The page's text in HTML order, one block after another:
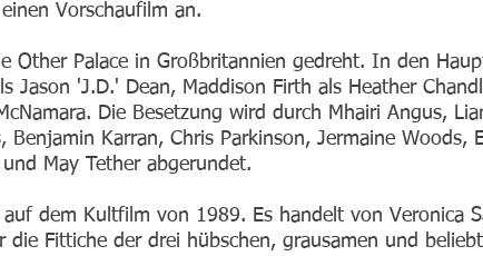
Vorschaufilm an.
Other Palace in Großbritannien gedreht. In den
Jason 'J.D.' Dean, Maddison Firth als Heather
Die Besetzung wird durch Mhairi Angus,
Benjamin Karran, Chris Parkinson, Jermaine Woods,
May Tether abgerundet.
dem Kultfilm von 1989. Es handelt von Veronica
Fittiche der drei hübschen, grausamen und